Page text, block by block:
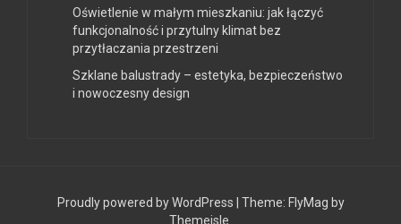
Oświetlenie w małym mieszkaniu: jak łączyć
funkcjonalność i przytulny klimat bez
przytłaczania przestrzeni
Szklane balustrady – estetyka, bezpieczeństwo
i nowoczesny design
Proudly powered by WordPress Theme: FlyMag by
Themeisle.